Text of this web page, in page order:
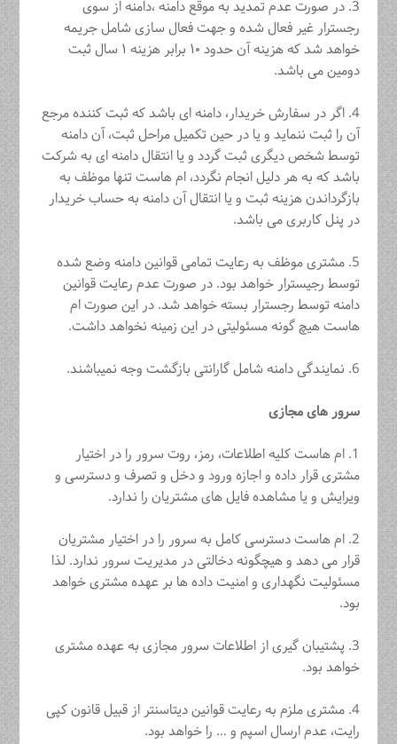
3. در صورت عدم تمدید به موقع دامنه ،دامنه از سوی
رجسترار غیر فعال شده و ‏جهت فعال سازی شامل جریمه
خواهد شد که هزینه آن حدود ۱۰ برابر هزینه ۱ سال ‏ثبت
دومین می باشد.‏
4. اگر در سفارش خریدار، دامنه ای باشد که ثبت کننده مرجع
آن را ثبت ننماید و یا در حین تکمیل مراحل ثبت، آن دامنه
توسط شخص دیگری ثبت گردد و یا انتقال دامنه ای به شرکت
باشد که به هر دلیل انجام نگردد، ام هاست تنها موظف به
بازگرداندن هزینه ثبت و یا انتقال آن دامنه به حساب خریدار
در پنل کاربری می باشد.
5. مشتری موظف به رعایت تمامی قوانین دامنه وضع شده
‏توسط رجیسترار خواهد بود. در صورت عدم رعایت قوانین
دامنه توسط رجسترار ‏بسته خواهد شد. در این صورت ام
هاست هیچ گونه مسئولیتی در این زمینه نخواهد داشت.‏
6. نمایندگی دامنه شامل گارانتی بازگشت وجه نمیباشند.
سرور های مجازی
1. ام هاست کلیه اطلاعات، رمز، روت سرور را در اختیار
مشتری قرار داده و ‏اجازه ورود و دخل و تصرف و دسترسی و
ویرایش و یا مشاهده فایل های مشتریان را ‏ندارد.
2.‏ ام هاست دسترسی کامل به سرور را در اختیار مشتریان
قرار می دهد و ‏هیچگونه دخالتی در مدیریت سرور ندارد. لذا
مسئولیت نگهداری و امنیت داده ها بر ‏عهده مشتری خواهد
بود.‏
3. پشتیبان گیری از اطلاعات سرور مجازی به عهده مشتری
خواهد بود.
4. مشتری ملزم به رعایت قوانین دیتاسنتر از قبیل قانون کپی
رایت، عدم ارسال اسپم ‏و … را خواهد بود.‏